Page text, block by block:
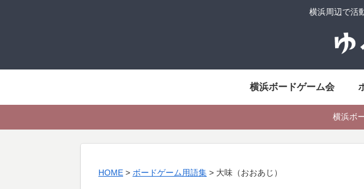
横浜周辺で活
横浜ボードゲーム会
横浜ボ
HOME > ボードゲーム用語集 > 大味（おおあじ）